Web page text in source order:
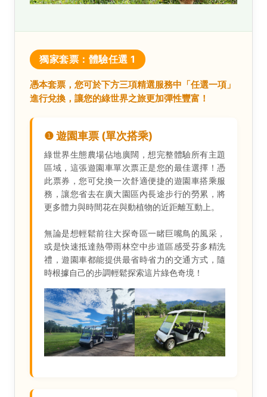
獨家套票：體驗任選 1
憑本套票，您可於下方三項精選服務中「任選一項」
進行兌換，讓您的綠世界之旅更加彈性豐富！
❶ 遊園車票 (單次搭乘)
綠世界生態農場佔地廣闊，想完整體驗所有主題
區域，這張遊園車單次票正是您的最佳選擇！憑
此票券，您可兌換一次舒適便捷的遊園車搭乘服
務，讓您省去在廣大園區內長途步行的勞累，將
更多體力與時間花在與動植物的近距離互動上。
無論是想輕鬆前往大探奇區一睹巨嘴鳥的風采，
或是快速抵達熱帶雨林空中步道區感受芬多精洗
禮，遊園車都能提供最省時省力的交通方式，隨
時根據自己的步調輕鬆探索這片綠色奇境！